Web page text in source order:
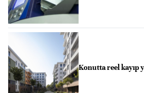
Konutta reel kayıp